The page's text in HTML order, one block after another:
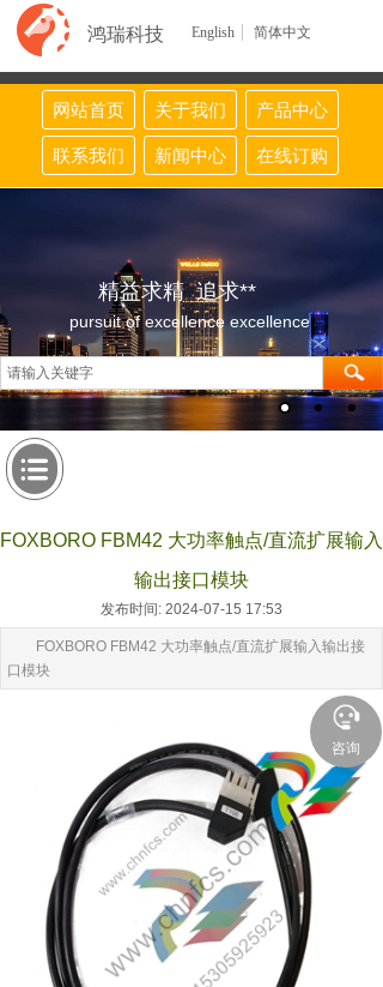
鸿瑞科技 English 简体中文
网站首页 关于我们 产品中心
联系我们 新闻中心 在线订购
精益求精 追求**
pursuit of excellence excellence
FOXBORO FBM42 大功率触点/直流扩展输入
输出接口模块
发布时间: 2024-07-15 17:53
FOXBORO FBM42 大功率触点/直流扩展输入输出接
口模块
咨询